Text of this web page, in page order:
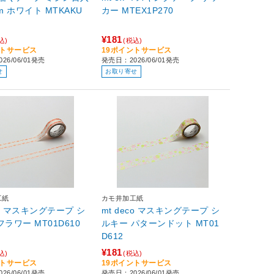
)
サービス
06/01発売
カー MTEX1P270
¥181 (税込)
19ポイントサービス
発売日：2026/06/01発売
お取り寄せ
紙
スキングテープ シ
キー フラワー MT01D610
)
サービス
カモ井加工紙
mt deco マスキングテープ シ
ルキー パターンドット MT01
D612
¥181 (税込)
19ポイントサービス